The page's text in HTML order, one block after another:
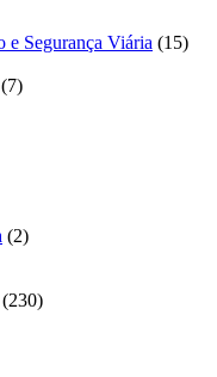
e Segurança Viária (15)
(7)
(2)
(230)